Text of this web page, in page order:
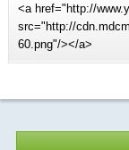
<a href="http://
src="http://
60.png"/></a>